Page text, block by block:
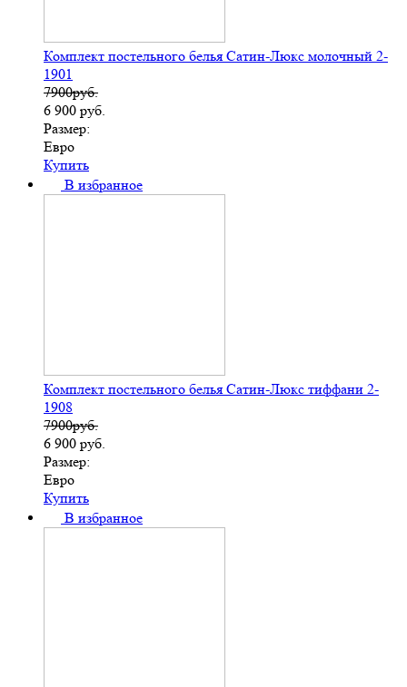
Комплект постельного белья Сатин-Люкс молочный 2-
1901
7900руб.
6 900 руб.
Размер:
Евро
Купить
В избранное
Комплект постельного белья Сатин-Люкс тиффани 2-
1908
7900руб.
6 900 руб.
Размер:
Евро
Купить
В избранное